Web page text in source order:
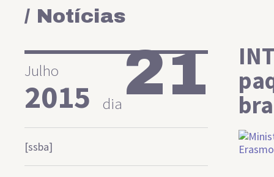
/ Notícias
Julho
2015 dia21
[ssba]